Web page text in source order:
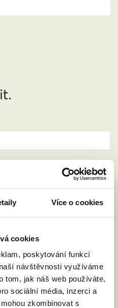
Více o cookies
cookies
poskytování funkcí
návštěvnosti využíváme
tom, jak náš web používáte,
sociální média, inzerci a
zkombinovat s
osobních údajů podle
Přečíst